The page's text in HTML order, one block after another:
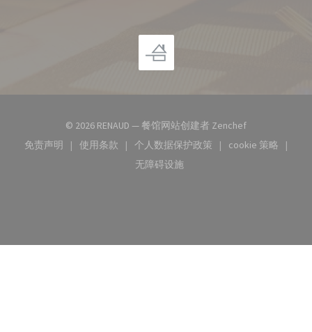
© 2026 RENAUD — 餐馆网站创建者 Zenchef((在新窗口中打
免责声明
((在新窗口中打开))
使用条款
((在新窗口中打开))
个人数据保护政策
((在新窗口中打开))
cookie 策略
((在新窗口
无障碍设施
((在新窗口中打开))